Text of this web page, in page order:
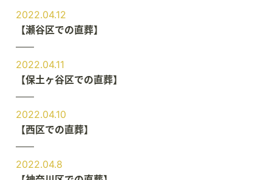
2022.04.12
【瀬谷区での直葬】
2022.04.11
【保土ヶ谷区での直葬】
2022.04.10
【西区での直葬】
2022.04.8